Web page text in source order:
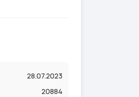
28.07.2023
20884